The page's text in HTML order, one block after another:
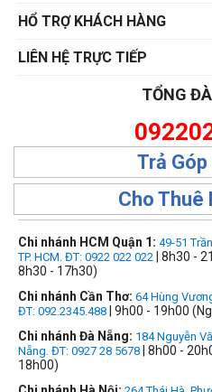
HỔ TRỢ KHÁCH HÀNG
LIÊN HỆ TRỰC TIẾP
TỔNG
Trả Góp
Cho Thuê
Chi nhánh HCM Quận 1: 49-51
TP. HCM. ĐT: 0922 022 022 | 8h30 -
8h30 - 17h30)
Chi nhánh Cần Thơ: 64 Hùng
ĐT: 092.2345.488 | 9h00 - 19h00
Chi nhánh Đà Nẵng: 184 Nguyễn
Nẵng. ĐT: 0927 28 5678 | 8h00 -
18h00)